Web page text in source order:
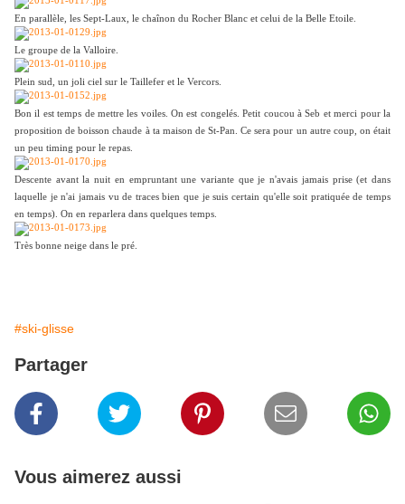
En parallèle, les Sept-Laux, le chaînon du Rocher Blanc et celui de la Belle Etoile.
Le groupe de la Valloire.
Plein sud, un joli ciel sur le Taillefer et le Vercors.
Bon il est temps de mettre les voiles. On est congelés. Petit coucou à Seb et merci pour la
proposition de boisson chaude à ta maison de St-Pan. Ce sera pour un autre coup, on était
un peu timing pour le repas.
Descente avant la nuit en empruntant une variante que je n'avais jamais prise (et dans
laquelle je n'ai jamais vu de traces bien que je suis certain qu'elle soit pratiquée de temps
en temps). On en reparlera dans quelques temps.
Très bonne neige dans le pré.
#ski-glisse
Partager
Vous aimerez aussi